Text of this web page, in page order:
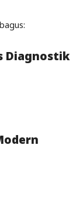
Diagnostik